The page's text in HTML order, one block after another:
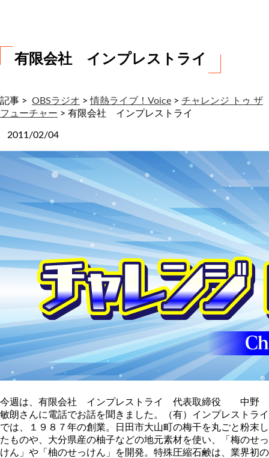
有限会社 インプレストライ
記事 > OBSラジオ >情熱ライブ！Voice > チャレンジ トゥ ザ
フューチャー > 有限会社 インプレストライ
2011/02/04
今週は、有限会社 インプレストライ 代表取締役 中野
敏朗さんに電話でお話を聞きました。（有）インプレストライ
では、１９８７年の創業。日田市大山町の梅干を丸ごと粉末し
たものや、大分県産の柚子などの地元素材を使い、「梅のせっ
けん」や「柚のせっけん」を開発。特殊圧縮石鹸は、業界初の